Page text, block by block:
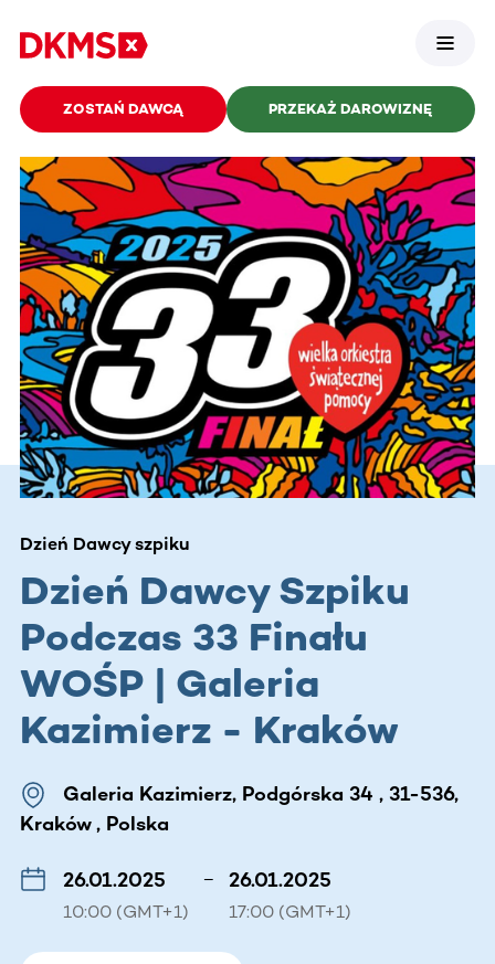
ZOSTAŃ DAWCĄ PRZEKAŻ DAROWIZNĘ
Dzień Dawcy szpiku
Dzień Dawcy Szpiku
Podczas 33 Finału
WOŚP | Galeria
Kazimierz - Kraków
Galeria Kazimierz, Podgórska 34 , 31-536,
Kraków , Polska
26.01.2025
10:00 (GMT+1)
– 26.01.2025
17:00 (GMT+1)